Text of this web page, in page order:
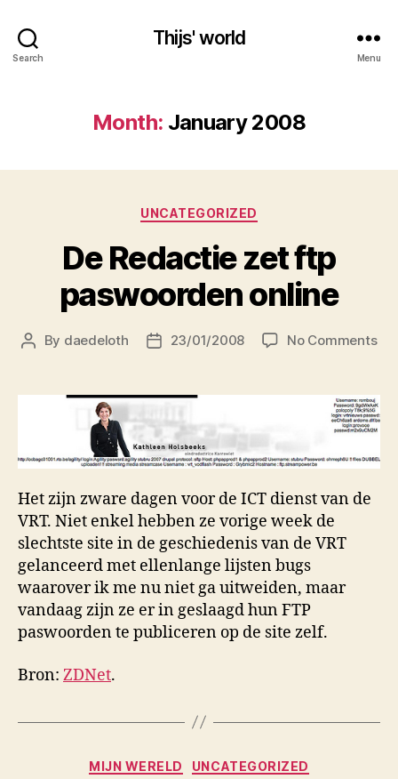
Search
Thijs' world
Menu
Month: January 2008
Categories
UNCATEGORIZED
De Redactie zet ftp
paswoorden online
Post
By daedeloth
Post23/01/2008 No Commentson
zet
ftp
Het zijn zware dagen voor de ICT dienst van de
VRT. Niet enkel hebben ze vorige week de
slechtste site in de geschiedenis van de VRT
gelanceerd met ellenlange lijsten bugs
waarover ik me nu niet ga uitweiden, maar
vandaag zijn ze er in geslaagd hun FTP
paswoorden te publiceren op de site zelf.
Bron: ZDNet.
Categories
MIJN WERELD UNCATEGORIZED